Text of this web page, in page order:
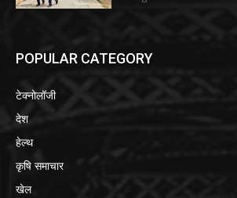
POPULAR CATEGORY
टेक्नोलॉजी
देश
हेल्थ
कृषि समाचार
खेल